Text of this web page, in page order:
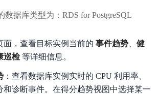
数据库类型为：RDS for PostgreSQL
面，查看目标实例当前的 事件趋势
健
巡检等详细信息。
：查看数据库实例实时的 CPU 利用率、
和诊断事件。在得分趋势视图中选择某一